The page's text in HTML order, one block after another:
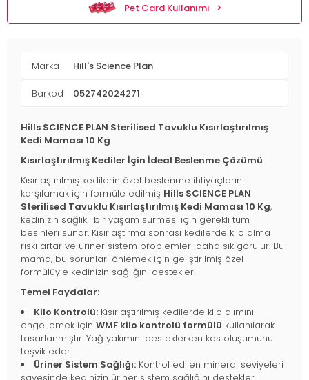
Pet Card Kullanımı
Marka Hill's Science Plan
Barkod 052742024271
Hills SCIENCE PLAN Sterilised Tavuklu Kısırlaştırılmış
Kedi Maması 10 Kg
Kısırlaştırılmış Kediler İçin İdeal Beslenme Çözümü
Kısırlaştırılmış kedilerin özel beslenme ihtiyaçlarını
karşılamak için formüle edilmiş Hills SCIENCE PLAN
Sterilised Tavuklu Kısırlaştırılmış Kedi Maması 10 Kg,
kedinizin sağlıklı bir yaşam sürmesi için gerekli tüm
besinleri sunar. Kısırlaştırma sonrası kedilerde kilo alma
riski artar ve üriner sistem problemleri daha sık görülür. Bu
mama, bu sorunları önlemek için geliştirilmiş özel
formülüyle kedinizin sağlığını destekler.
Temel Faydalar:
Kilo Kontrolü: Kısırlaştırılmış kedilerde kilo alımını
engellemek için WMF kilo kontrolü formülü kullanılarak
tasarlanmıştır. Yağ yakımını desteklerken kas oluşumunu
teşvik eder.
Üriner Sistem Sağlığı: Kontrol edilen mineral seviyeleri